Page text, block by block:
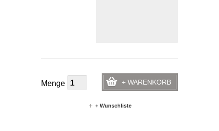
Menge + WARENKORB
+ Wunschliste